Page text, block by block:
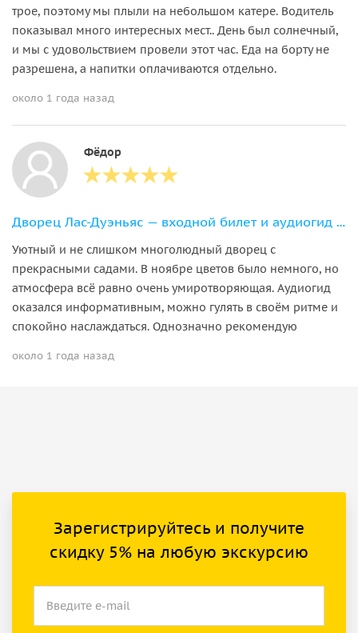
трое, поэтому мы плыли на небольшом катере. Водитель
показывал много интересных мест.. День был солнечный,
и мы с удовольствием провели этот час. Еда на борту не
разрешена, а напитки оплачиваются отдельно.
около 1 года назад
Фёдор
Дворец Лас-Дуэньяс — входной билет и аудиогид по залам и садам
Уютный и не слишком многолюдный дворец с
прекрасными садами. В ноябре цветов было немного, но
атмосфера всё равно очень умиротворяющая. Аудиогид
оказался информативным, можно гулять в своём ритме и
спокойно наслаждаться. Однозначно рекомендую
около 1 года назад
Зарегистрируйтесь и получите
скидку 5% на любую экскурсию